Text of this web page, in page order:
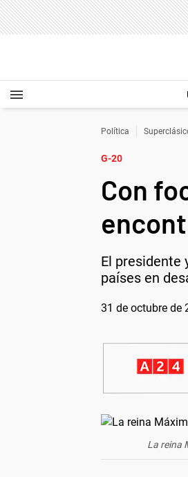
Política
G-20
Con
El presidente
países en
31 de octubre de
La reina